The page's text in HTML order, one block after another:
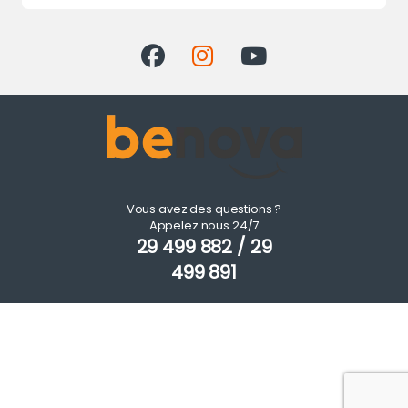
Vous avez des questions ?
Appelez nous 24/7
29 499 882 / 29
499 891